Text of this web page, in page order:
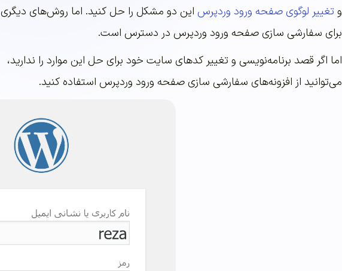
و تغییر لوگوی صفحه ورود وردپرس این دو مشکل را حل کنید. اما روش‌های دیگری
برای سفارشی سازی صفحه ورود وردپرس در دسترس است.
اما اگر قصد برنامه‌نویسی و تغییر کدهای سایت خود برای حل این موارد را ندارید،
می‌توانید از افزونه‌های سفارشی سازی صفحه ورود وردپرس استفاده کنید.